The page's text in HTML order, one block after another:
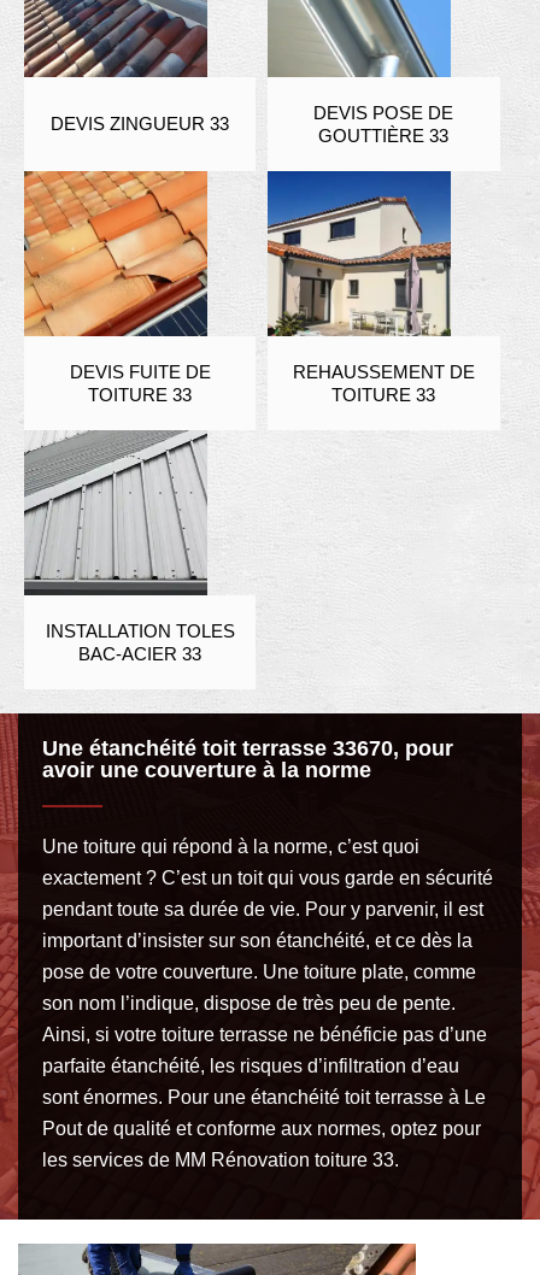
DEVIS ZINGUEUR 33
DEVIS POSE DE
GOUTTIÈRE 33
DEVIS FUITE DE
TOITURE 33
REHAUSSEMENT DE
TOITURE 33
INSTALLATION TOLES
BAC-ACIER 33
Une étanchéité toit terrasse 33670, pour
avoir une couverture à la norme
Une toiture qui répond à la norme, c’est quoi
exactement ? C’est un toit qui vous garde en sécurité
pendant toute sa durée de vie. Pour y parvenir, il est
important d’insister sur son étanchéité, et ce dès la
pose de votre couverture. Une toiture plate, comme
son nom l’indique, dispose de très peu de pente.
Ainsi, si votre toiture terrasse ne bénéficie pas d’une
parfaite étanchéité, les risques d’infiltration d’eau
sont énormes. Pour une étanchéité toit terrasse à Le
Pout de qualité et conforme aux normes, optez pour
les services de MM Rénovation toiture 33.